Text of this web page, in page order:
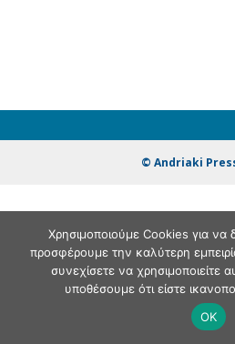
© Andriaki
Χρησιμοποιούμε Cookies για να
προσφέρουμε την καλύτερη
συνεχίσετε να χρησιμοποιείτε
υποθέσουμε ότι είστε
OK